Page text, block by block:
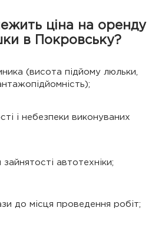
ціна на оренду
в Покровську?
(висота підйому люльки,
і небезпеки виконуваних
зайнятості автотехніки;
до місця проведення робіт;